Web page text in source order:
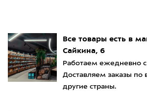
Все товары есть в
Сайкина, 6
Работаем ежедневно с
Доставляем заказы по
другие страны.